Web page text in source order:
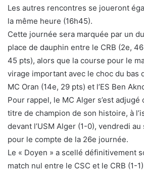
Les autres rencontres se joueront
la même heure (16h45).
Cette journée sera marquée par un
place de dauphin entre le CRB (2e,
45 pts), alors que la course pour le
virage important avec le choc du bas
MC Oran (14e, 29 pts) et l’ES Ben
Pour rappel, le MC Alger s’est
titre de champion de son histoire, à
devant l’USM Alger (1-0), vendredi
pour le compte de la 26e journée.
Le « Doyen » a scellé définitivement
match nul entre le CSC et le CRB (1-